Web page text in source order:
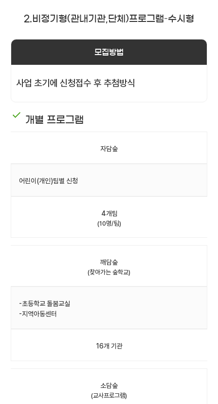
2.비정기형(관내기관,단체)프로그램–수시형
모집방법
사업 초기에 신청접수 후 추첨방식
개별 프로그램
자담숲
어린이(개인)팀별 신청
4개팀
(10명/팀)
깨담숲
(찾아가는 숲학교)
-초등학교 돌봄교실
-지역아동센터
16개 기관
소담숲
(교사프로그램)